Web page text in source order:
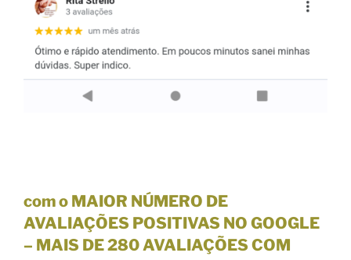
com o MAIOR NÚMERO DE
AVALIAÇÕES POSITIVAS NO GOOGLE
– MAIS DE 280 AVALIAÇÕES COM